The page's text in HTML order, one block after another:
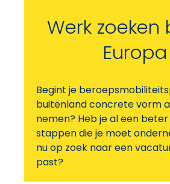
Werk zoeken
Europa
Begint je
buitenland concrete vorm
nemen? Heb je al een
stappen die je moet
nu op zoek naar een
past?